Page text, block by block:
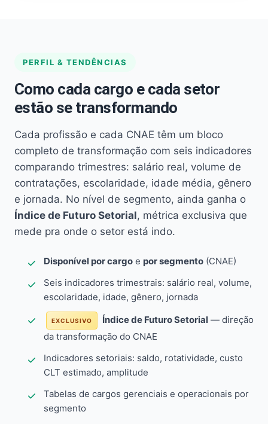
PERFIL & TENDÊNCIAS
Como cada cargo e cada setor
estão se transformando
Cada profissão e cada CNAE têm um bloco
completo de transformação com seis indicadores
comparando trimestres: salário real, volume de
contratações, escolaridade, idade média, gênero
e jornada. No nível de segmento, ainda ganha o
Índice de Futuro Setorial, métrica exclusiva que
mede pra onde o setor está indo.
Disponível por cargo e por segmento (CNAE)
Seis indicadores trimestrais: salário real, volume,
escolaridade, idade, gênero, jornada
EXCLUSIVO Índice de Futuro Setorial — direção
da transformação do CNAE
Indicadores setoriais: saldo, rotatividade, custo
CLT estimado, amplitude
Tabelas de cargos gerenciais e operacionais por
segmento